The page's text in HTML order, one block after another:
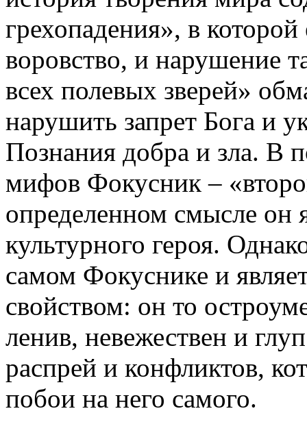
грехопадения», в
воровство, и нарушение
всех полевых зверей»
нарушить запрет Бога и
Познания добра и зла. В
мифов Фокусник –
определенном смысле он
культурного героя.
самом Фокуснике и
свойством: он то
ленив, невежествен и
распрей и конфликтов,
побои на него самого.